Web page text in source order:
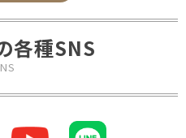
各種SNS